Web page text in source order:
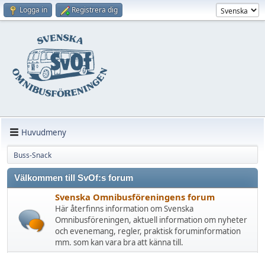
Logga in Registrera dig
Huvudmeny
Buss-Snack
Välkommen till SvOf:s forum
Svenska Omnibusföreningens forum
Här återfinns information om Svenska
Omnibusföreningen, aktuell information om nyheter
och evenemang, regler, praktisk foruminformation
mm. som kan vara bra att känna till.